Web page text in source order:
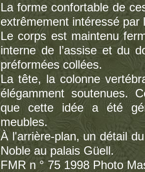
La forme confortable de
extrêmement intéressé par
Le corps est maintenu
interne de l’assise et du
préformées collées.
La tête, la colonne
élégamment soutenues.
que cette idée a été
meubles.
À l'arrière-plan, un détail
Noble au palais Güell.
FMR n ° 75 1998 Photo